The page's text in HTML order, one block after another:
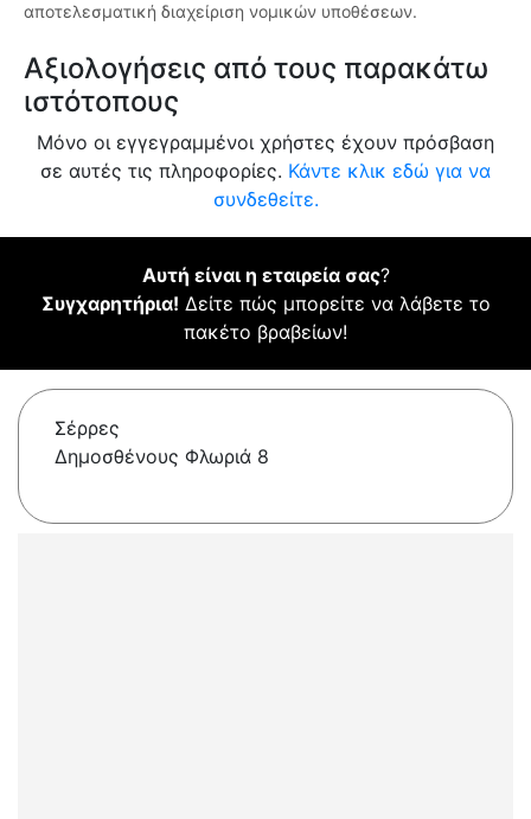
αποτελεσματική διαχείριση νομικών υποθέσεων.
Αξιολογήσεις από τους παρακάτω
ιστότοπους
Μόνο οι εγγεγραμμένοι χρήστες έχουν πρόσβαση
σε αυτές τις πληροφορίες. Κάντε κλικ εδώ για να
συνδεθείτε.
Αυτή είναι η εταιρεία σας?
Συγχαρητήρια! Δείτε πώς μπορείτε να λάβετε το
πακέτο βραβείων!
Σέρρες
Δημοσθένους Φλωριά 8